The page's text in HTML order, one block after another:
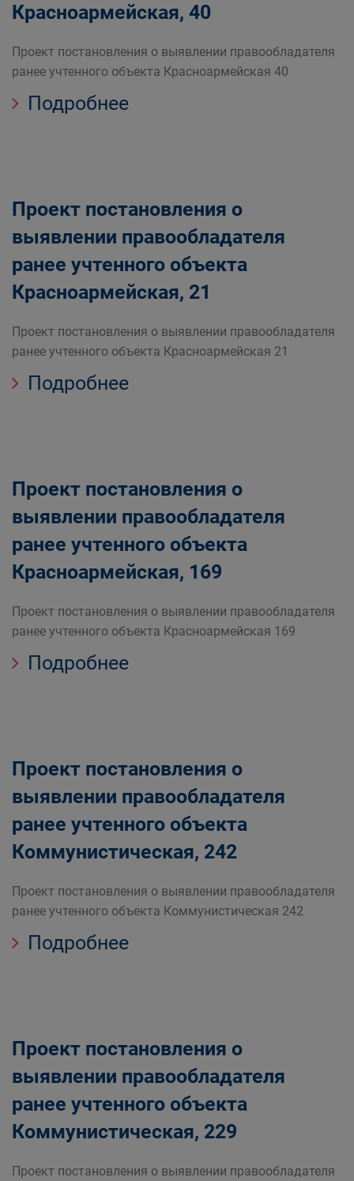
Красноармейская, 40
Проект постановления о выявлении правообладателя
ранее учтенного объекта Красноармейская 40
Подробнее
Проект постановления о
выявлении правообладателя
ранее учтенного объекта
Красноармейская, 21
Проект постановления о выявлении правообладателя
ранее учтенного объекта Красноармейская 21
Подробнее
Проект постановления о
выявлении правообладателя
ранее учтенного объекта
Красноармейская, 169
Проект постановления о выявлении правообладателя
ранее учтенного объекта Красноармейская 169
Подробнее
Проект постановления о
выявлении правообладателя
ранее учтенного объекта
Коммунистическая, 242
Проект постановления о выявлении правообладателя
ранее учтенного объекта Коммунистическая 242
Подробнее
Проект постановления о
выявлении правообладателя
ранее учтенного объекта
Коммунистическая, 229
Проект постановления о выявлении правообладателя